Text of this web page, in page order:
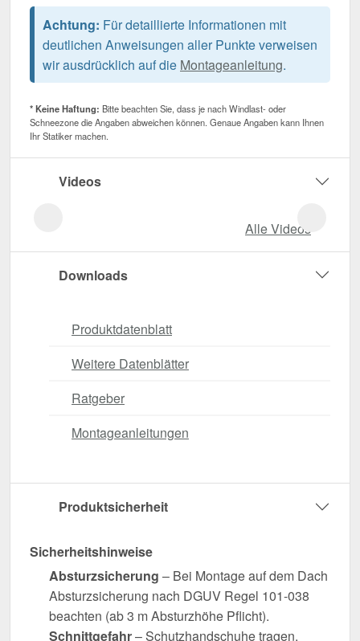
Achtung: Für detaillierte Informationen mit
deutlichen Anweisungen aller Punkte verweisen
wir ausdrücklich auf die Montageanleitung.
* Keine Haftung: Bitte beachten Sie, dass je nach Windlast- oder
Schneezone die Angaben abweichen können. Genaue Angaben kann Ihnen
Ihr Statiker machen.
Videos
Alle Videos
Downloads
Produktdatenblatt
Weitere Datenblätter
Ratgeber
Montageanleitungen
Produktsicherheit
Sicherheitshinweise
Absturzsicherung – Bei Montage auf dem Dach
Absturzsicherung nach DGUV Regel 101-038
beachten (ab 3 m Absturzhöhe Pflicht).
Schnittgefahr– Schutzhandschuhe tragen.